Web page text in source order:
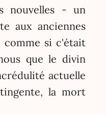
nouvelles - un
aux anciennes
comme si c'était
que le divin
actuelle
la mort